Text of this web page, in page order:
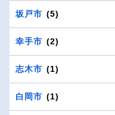
坂戸市 (5)
幸手市 (2)
志木市 (1)
白岡市 (1)